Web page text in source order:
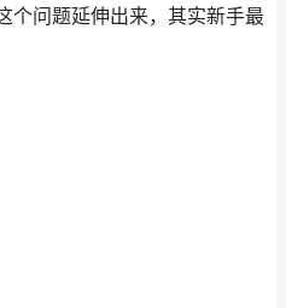
个问题延伸出来，其实新手最